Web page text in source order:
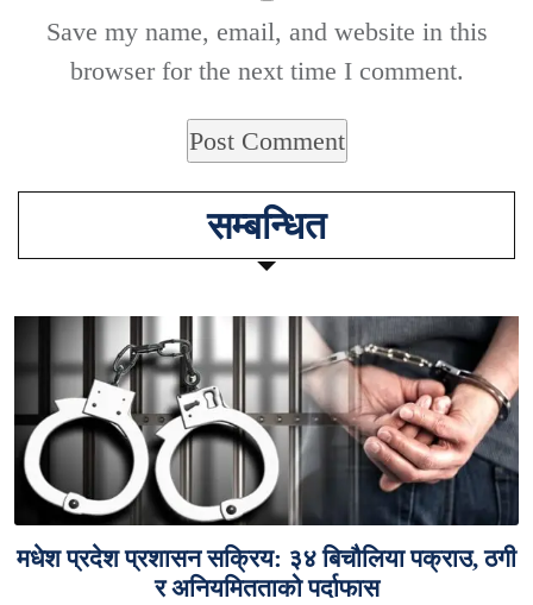
Save my name, email, and website in this
browser for the next time I comment.
सम्बन्धित
मधेश प्रदेश प्रशासन सक्रिय: ३४ बिचौलिया पक्राउ, ठगी
र अनियमितताको पर्दाफास